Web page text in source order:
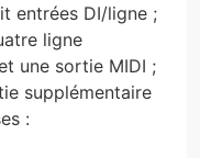
entrées DI/ligne ;
ligne
une sortie MIDI ;
supplémentaire
: